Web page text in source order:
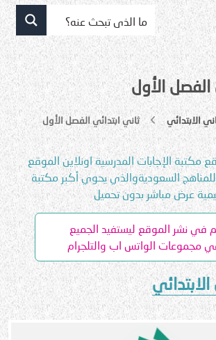
الفصل الأول
الابتدائي ثاني ابتدائي الفصل الأول
الإجابات المدرسية اونلاين الموقع
السعوديةوالذي يحوي أكبر مكتبة
عرض مباشر بدون تحميل
في نشر الموقع ليستفيد الجميع
مجموعات الواتس اب والتلجرام